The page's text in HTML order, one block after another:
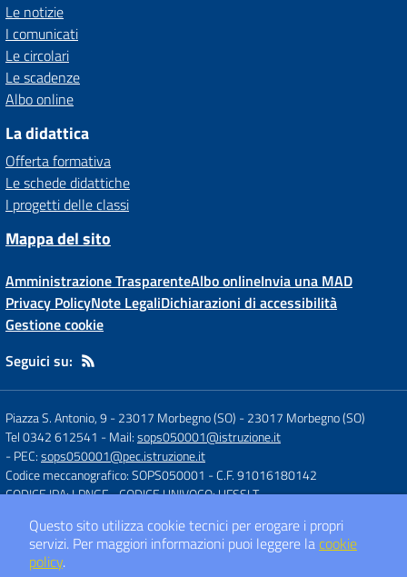
Le notizie
I comunicati
Le circolari
Le scadenze
Albo online
La didattica
Offerta formativa
Le schede didattiche
I progetti delle classi
Mappa del sito
Amministrazione TrasparenteAlbo onlineInvia una MAD
Privacy PolicyNote LegaliDichiarazioni di accessibilità
Gestione cookie
Seguici su:
Piazza S. Antonio, 9 - 23017 Morbegno (SO) -23017 Morbegno (SO)
Tel 0342 612541 - Mail:sops050001@istruzione.it
- PEC:sops050001@pec.istruzione.it
Codice meccanografico: SOPS050001 - C.F. 91016180142
CODICE IPA: LPNGF- CODICE UNIVOCO: UFSSLT
Concept & Design by
Designers Italia
Questo sito utilizza cookie tecnici per erogare i propri
servizi. Per maggiori informazioni puoi leggere lacookie
policy.